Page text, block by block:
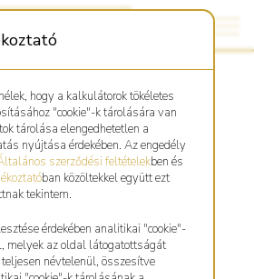
hogy a kalkulátorok tökéletes
"cookie"-k tárolására van
tárolása elengedhetetlen a
nyújtása érdekében. Az engedély
szerződési feltételekben és
ban közöltekkel együtt ezt
tekintem.
érdekében analitikai "cookie"-
melyek az oldal látogatottságát
névtelenül, összesítve
karkötő Tigris